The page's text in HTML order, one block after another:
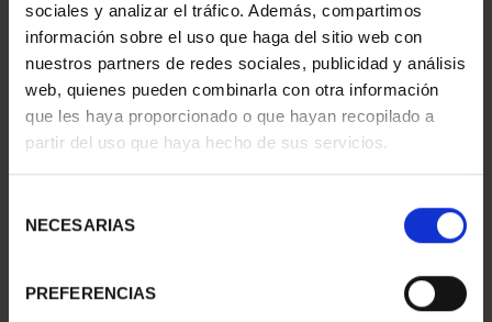
sociales y analizar el tráfico. Además, compartimos
información sobre el uso que haga del sitio web con
nuestros partners de redes sociales, publicidad y análisis
web, quienes pueden combinarla con otra información
que les haya proporcionado o que hayan recopilado a
partir del uso que haya hecho de sus servicios.
NECESARIAS
PREFERENCIAS
3 Productos encontrados